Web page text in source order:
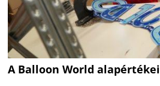
A Balloon World alapértékei